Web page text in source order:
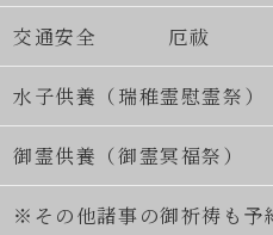
交通安全 厄祓
水子供養（瑞稚霊慰霊祭）
御霊供養（御霊冥福祭）
※その他諸事の御祈祷も予